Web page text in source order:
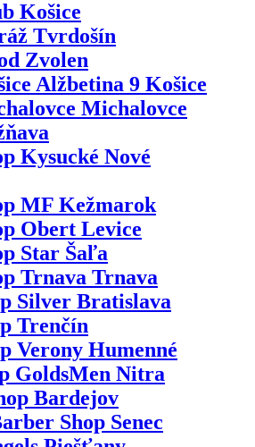
Košice
Tvrdošín
Zvolen
Alžbetina 9 Košice
Michalovce
Kysucké Nové
MF Kežmarok
Obert Levice
Star Šaľa
Trnava Trnava
Silver Bratislava
Trenčín
Verony Humenné
GoldsMen Nitra
Bardejov
Shop Senec